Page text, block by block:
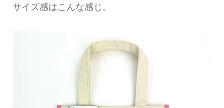
サイズ感はこんな感じ。